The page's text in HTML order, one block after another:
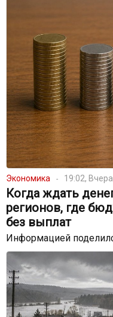
Экономика 19:02, Вчера
Когда ждать
регионов, где
без выплат
Информацией